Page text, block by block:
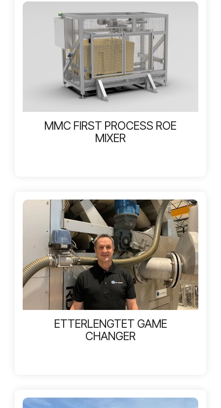
MMC FIRST PROCESS ROE
MIXER
ETTERLENGTET GAME
CHANGER